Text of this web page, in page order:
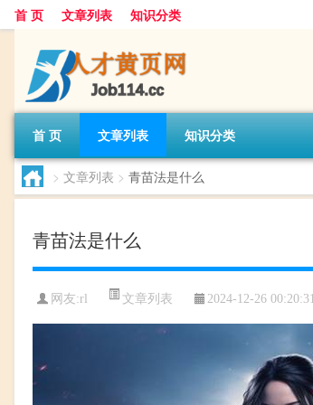
首 页 文章列表 知识分类
首 页 文章列表 知识分类
> 文章列表 > 青苗法是什么
青苗法是什么
网友:rl 文章列表 2024-12-26 00:20:31